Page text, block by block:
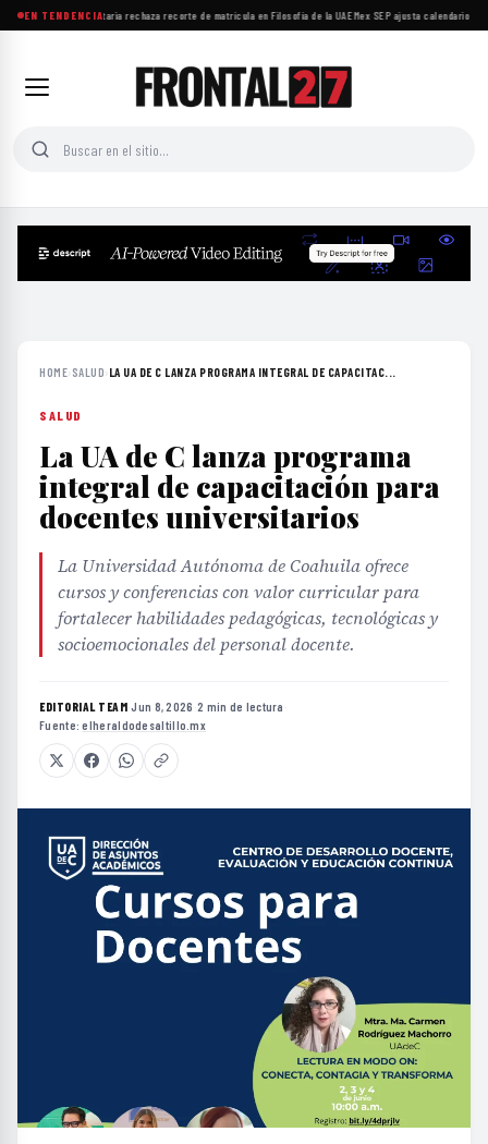
EN TENDENCIA
Comunidad universitaria rechaza recorte de matrícula en Filosofía de la UAEMex·SEP ajusta calendario
HOME› SALUD› LA UA DE C LANZA PROGRAMA INTEGRAL DE CAPACITAC...
SALUD
La UA de C lanza programa
integral de capacitación para
docentes universitarios
La Universidad Autónoma de Coahuila ofrece
cursos y conferencias con valor curricular para
fortalecer habilidades pedagógicas, tecnológicas y
socioemocionales del personal docente.
EDITORIAL TEAM·Jun 8, 2026 ·2 min de lectura ·
Fuente:elheraldodesaltillo.mx